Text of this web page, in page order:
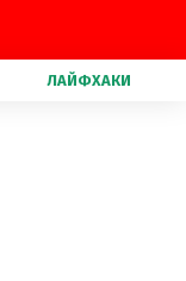
ЛАЙФХАКИ